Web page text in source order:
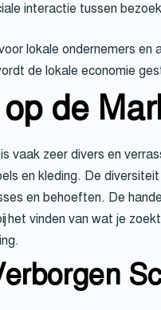
interactie tussen
lokale ondernemers
de lokale economie
de
vaak zeer divers en
en kleding. De
en behoeften. De
het vinden van wat je